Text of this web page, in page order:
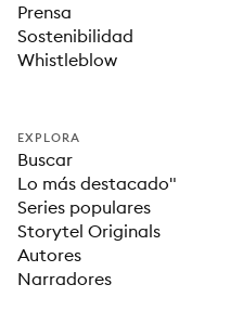
Prensa
Sostenibilidad
Whistleblow
EXPLORA
Buscar
Lo más destacado"
Series populares
Storytel Originals
Autores
Narradores